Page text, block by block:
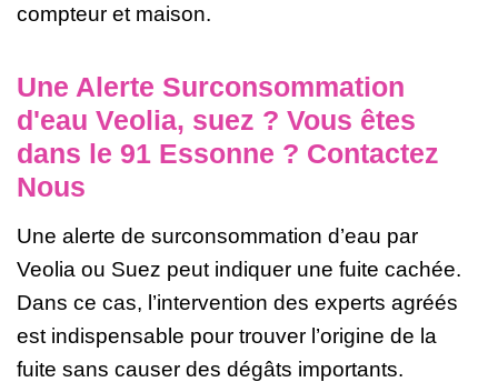
compteur et maison.
Une Alerte Surconsommation
d'eau Veolia, suez ? Vous êtes
dans le 91 Essonne ? Contactez
Nous
Une alerte de surconsommation d’eau par
Veolia ou Suez peut indiquer une fuite cachée.
Dans ce cas, l’intervention des experts agréés
est indispensable pour trouver l’origine de la
fuite sans causer des dégâts importants.